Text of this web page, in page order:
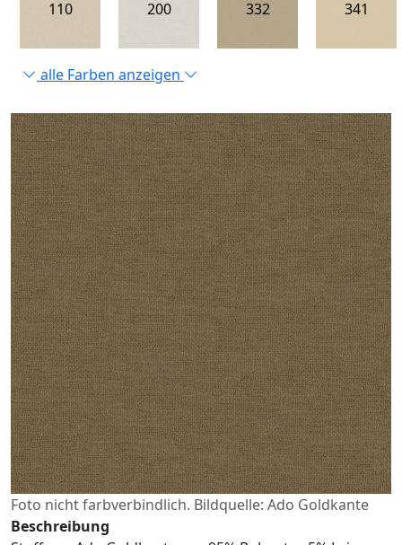
110
200
332
341
alle Farben anzeigen
Foto nicht farbverbindlich. Bildquelle: Ado Goldkante
Beschreibung